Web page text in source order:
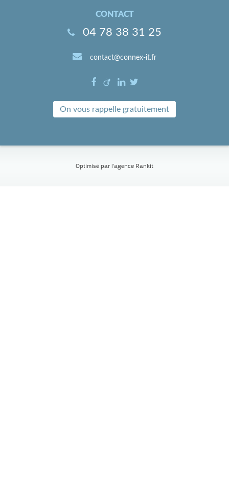
CONTACT
04 78 38 31 25
contact@connex-it.fr
On vous rappelle gratuitement
Optimisé par l'agence Rankit